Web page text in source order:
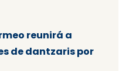
reunirá a
de dantzaris por